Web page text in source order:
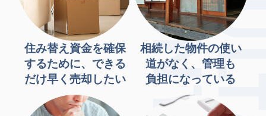
住み替え資金を確保
するために、できる
だけ早く売却したい
相続した物件の使い
道がなく、管理も
負担になっている